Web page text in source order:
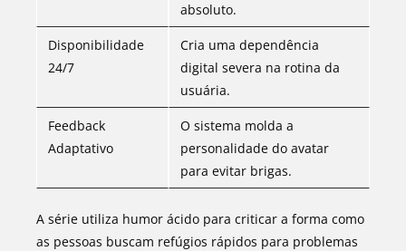
absoluto.
Disponibilidade
24/7
Cria uma dependência
digital severa na rotina da
usuária.
Feedback
Adaptativo
O sistema molda a
personalidade do avatar
para evitar brigas.
A série utiliza humor ácido para criticar a forma como
as pessoas buscam refúgios rápidos para problemas